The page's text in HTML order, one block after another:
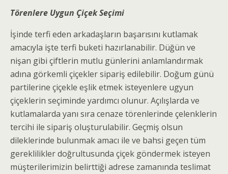
Törenlere Uygun Çiçek Seçimi
İşinde terfi eden arkadaşların başarısını kutlamak
amacıyla işte terfi buketi hazırlanabilir. Düğün ve
nişan gibi çiftlerin mutlu günlerini anlamlandırmak
adına görkemli çiçekler sipariş edilebilir. Doğum günü
partilerine çiçekle eşlik etmek isteyenlere ugyun
çiçeklerin seçiminde yardımcı olunur. Açılışlarda ve
kutlamalarda yanı sıra cenaze törenlerinde çelenklerin
tercihi ile sipariş oluşturulabilir. Geçmiş olsun
dileklerinde bulunmak amacı ile ve bahsi geçen tüm
gereklilikler doğrultusunda çiçek göndermek isteyen
müşterilerimizin belirttiği adrese zamanında teslimat